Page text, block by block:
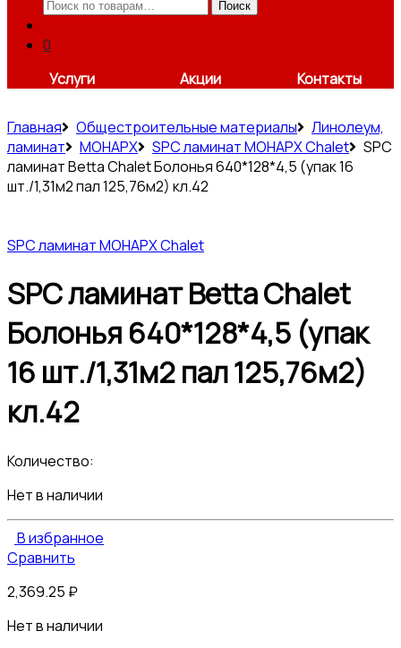
Поиск
0
Услуги
Акции Контакты
Главная Общестроительные материалы
Линолеум,
ламинат
МОНАРХ SPC ламинат МОНАРХ Chalet
SPC
ламинат Betta Chalet Болонья 640*128*4,5 (упак 16
шт./1,31м2 пал 125,76м2) кл.42
SPC ламинат МОНАРХ Chalet
SPC ламинат Betta Chalet
Болонья 640*128*4,5 (упак
16 шт./1,31м2 пал 125,76м2)
кл.42
Количество:
Нет в наличии
В избранное
Сравнить
2,369.25 ₽
Нет в наличии